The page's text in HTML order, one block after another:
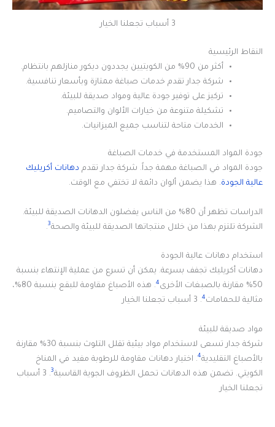
3 أسباب تجعلنا الخيار
النقاط الرئيسية
أكثر من 90% من الكويتيين يجددون ديكور منازلهم بانتظام.
شركة جدار تقدم خدمات صباغة ممتازة وبأسعار تنافسية.
تركيز على توفير جودة عالية ومواد صديقة للبيئة.
تشكيلة متنوعة من خيارات الألوان والتصاميم.
الخدمات متاحة لتناسب جميع الميزانيات.
جودة المواد المستخدمة في خدمات الصباغة
جودة المواد في الصباغة مهمة جداً. شركة جدار تقدم دهانات أكريليك
عالية الجودة. هذا يضمن ألوان دائمة لا تختفي مع الوقت.
الدراسات تظهر أن 80% من الناس يفضلون الدهانات الصديقة للبيئة.
الشركة تلتزم بهذا من خلال منتجاتها الصديقة للبيئة والصحة3
.
استخدام دهانات عالية الجودة
دهانات أكريليك تجفف بسرعة. يمكن أن تسرع من عملية الإنتهاء بنسبة
50% مقارنة بالصبغات الأخرى
4
. هذه الأصباغ مقاومة للبقع بنسبة 80%،
مثالية للحمامات4. 3 أسباب تجعلنا الخيار
مواد صديقة للبيئة
شركة جدار تسعى لاستخدام مواد بيئية تقلل التلوث بنسبة 30% مقارنة
بالأصباغ التقليدية4. اختيار دهانات مقاومة للرطوبة مفيد في المناخ
الكويتي. تضمن هذه الدهانات تحمل الظروف الجوية القاسية3
. 3 أسباب
تجعلنا الخيار